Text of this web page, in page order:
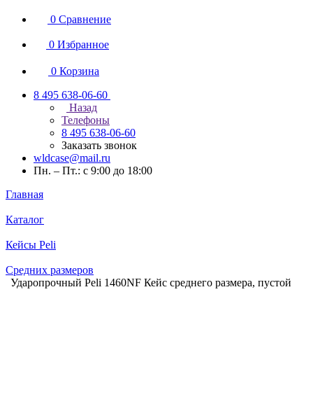
0 Сравнение
0 Избранное
0 Корзина
8 495 638-06-60
Назад
Телефоны
8 495 638-06-60
Заказать звонок
wldcase@mail.ru
Пн. – Пт.: с 9:00 до 18:00
Главная
Каталог
Кейсы Peli
Средних размеров
Ударопрочный Peli 1460NF Кейс среднего размера, пустой